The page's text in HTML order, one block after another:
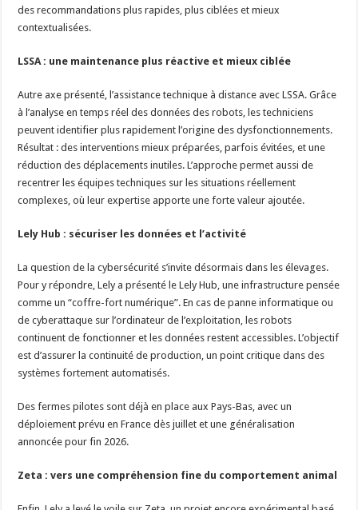
des recommandations plus rapides, plus ciblées et mieux
contextualisées.
LSSA : une maintenance plus réactive et mieux ciblée
Autre axe présenté, l’assistance technique à distance avec LSSA. Grâce
à l’analyse en temps réel des données des robots, les techniciens
peuvent identifier plus rapidement l’origine des dysfonctionnements.
Résultat : des interventions mieux préparées, parfois évitées, et une
réduction des déplacements inutiles. L’approche permet aussi de
recentrer les équipes techniques sur les situations réellement
complexes, où leur expertise apporte une forte valeur ajoutée.
Lely Hub : sécuriser les données et l’activité
La question de la cybersécurité s’invite désormais dans les élevages.
Pour y répondre, Lely a présenté le Lely Hub, une infrastructure pensée
comme un “coffre-fort numérique”. En cas de panne informatique ou
de cyberattaque sur l’ordinateur de l’exploitation, les robots
continuent de fonctionner et les données restent accessibles. L’objectif
est d’assurer la continuité de production, un point critique dans des
systèmes fortement automatisés.
Des fermes pilotes sont déjà en place aux Pays-Bas, avec un
déploiement prévu en France dès juillet et une généralisation
annoncée pour fin 2026.
Zeta : vers une compréhension fine du comportement animal